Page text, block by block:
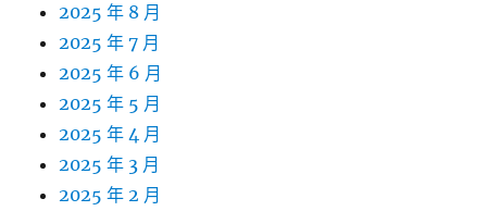
2025 年 8 月
2025 年 7 月
2025 年 6 月
2025 年 5 月
2025 年 4 月
2025 年 3 月
2025 年 2 月